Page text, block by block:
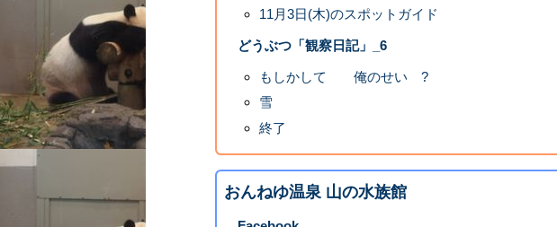
11月3日(木)のスポットガイド
どうぶつ「観察日記」_6
もしかして 俺のせい ?
雪
終了
おんねゆ温泉 山の水族館